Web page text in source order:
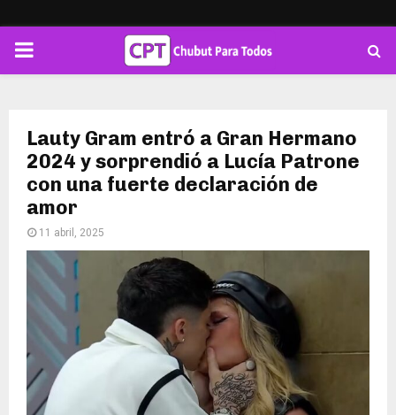
PRIMARY
Lauty Gram entró a Gran Hermano
2024 y sorprendió a Lucía Patrone
con una fuerte declaración de
amor
11 abril, 2025